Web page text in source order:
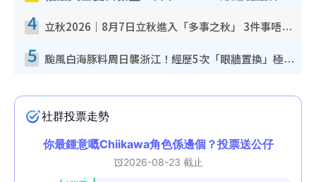
4 立秋2026｜8月7日立秋進入「多事之秋」 3件事唔做得！專家教6招開運 清枱頭／銀包納氣接好運
5 颱風白海豚料周日襲浙江！經歷5次「眼牆置換」極罕見 成登陸內地最長途颱風